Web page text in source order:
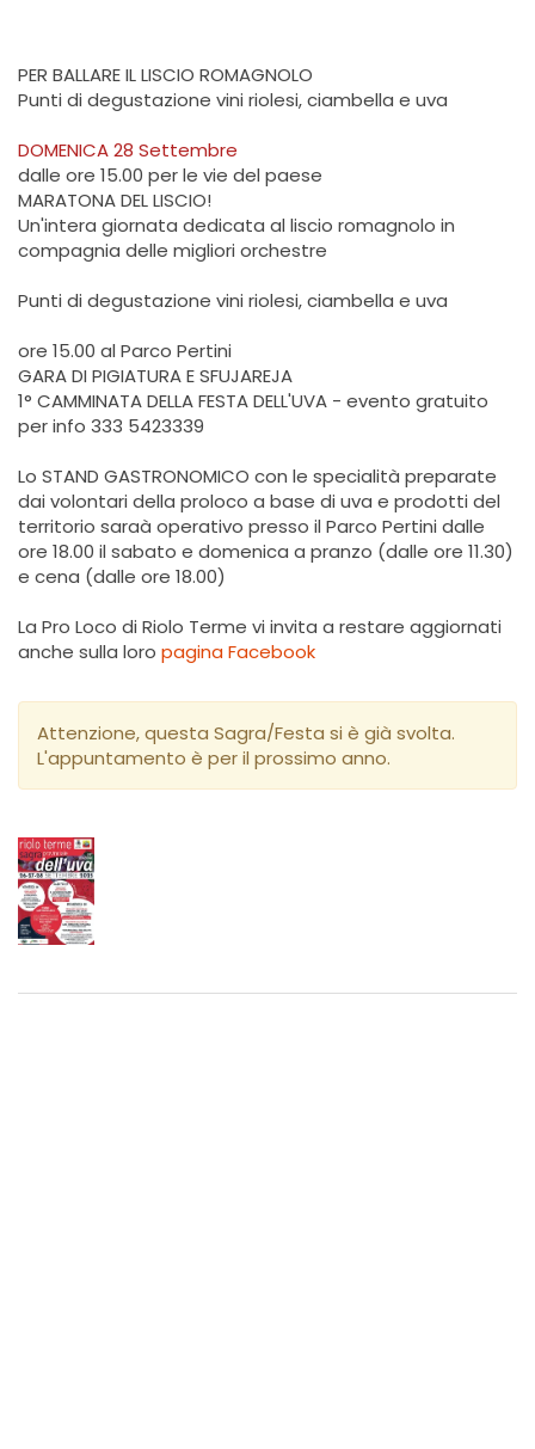
PER BALLARE IL LISCIO ROMAGNOLO
Punti di degustazione vini riolesi, ciambella e uva
DOMENICA 28 Settembre
dalle ore 15.00 per le vie del paese
MARATONA DEL LISCIO!
Un'intera giornata dedicata al liscio romagnolo in
compagnia delle migliori orchestre
Punti di degustazione vini riolesi, ciambella e uva
ore 15.00 al Parco Pertini
GARA DI PIGIATURA E SFUJAREJA
1° CAMMINATA DELLA FESTA DELL'UVA - evento gratuito
per info 333 5423339
Lo STAND GASTRONOMICO con le specialità preparate
dai volontari della proloco a base di uva e prodotti del
territorio saraà operativo presso il Parco Pertini dalle
ore 18.00 il sabato e domenica a pranzo (dalle ore 11.30)
e cena (dalle ore 18.00)
La Pro Loco di Riolo Terme vi invita a restare aggiornati
anche sulla loro pagina Facebook
Attenzione, questa Sagra/Festa si è già svolta.
L'appuntamento è per il prossimo anno.